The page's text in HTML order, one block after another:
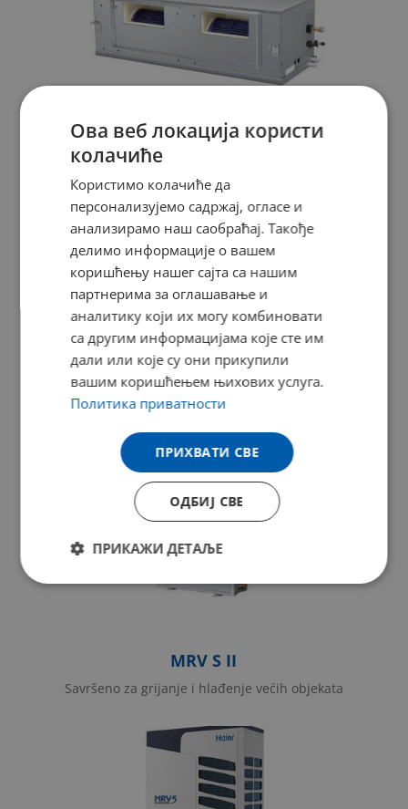
Kanalni model (visoki ESP)
Podno stropni model
MRV S II
Savršeno za grijanje i hlađenje većih objekata
Ова веб локација користи
колачиће
Користимо колачиће да
персонализујемо садржај, огласе и
анализирамо наш саобраћај. Такође
делимо информације о вашем
коришћењу нашег сајта са нашим
партнерима за оглашавање и
аналитику који их могу комбиновати
са другим информацијама које сте им
дали или које су они прикупили
вашим коришћењем њихових услуга.
Политика приватности
ПРИХВАТИ СВЕ
ОДБИЈ СВЕ
ПРИКАЖИ ДЕТАЉЕ
Строго
Перформансе
Функционалност
Унцлассифиед